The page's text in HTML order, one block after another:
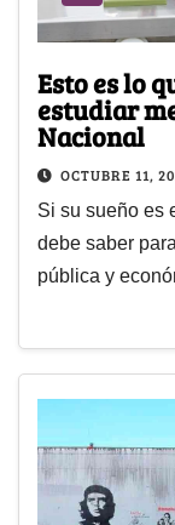
Esto es lo
estudiar
Nacional
OCTUBRE 11,
Si su sueño es
debe saber
pública y